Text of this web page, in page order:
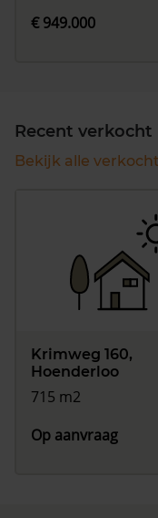
€ 949.000
Recent
Bekijk alle
Krimweg 160,
Hoenderloo
715 m2
Op aanvraag